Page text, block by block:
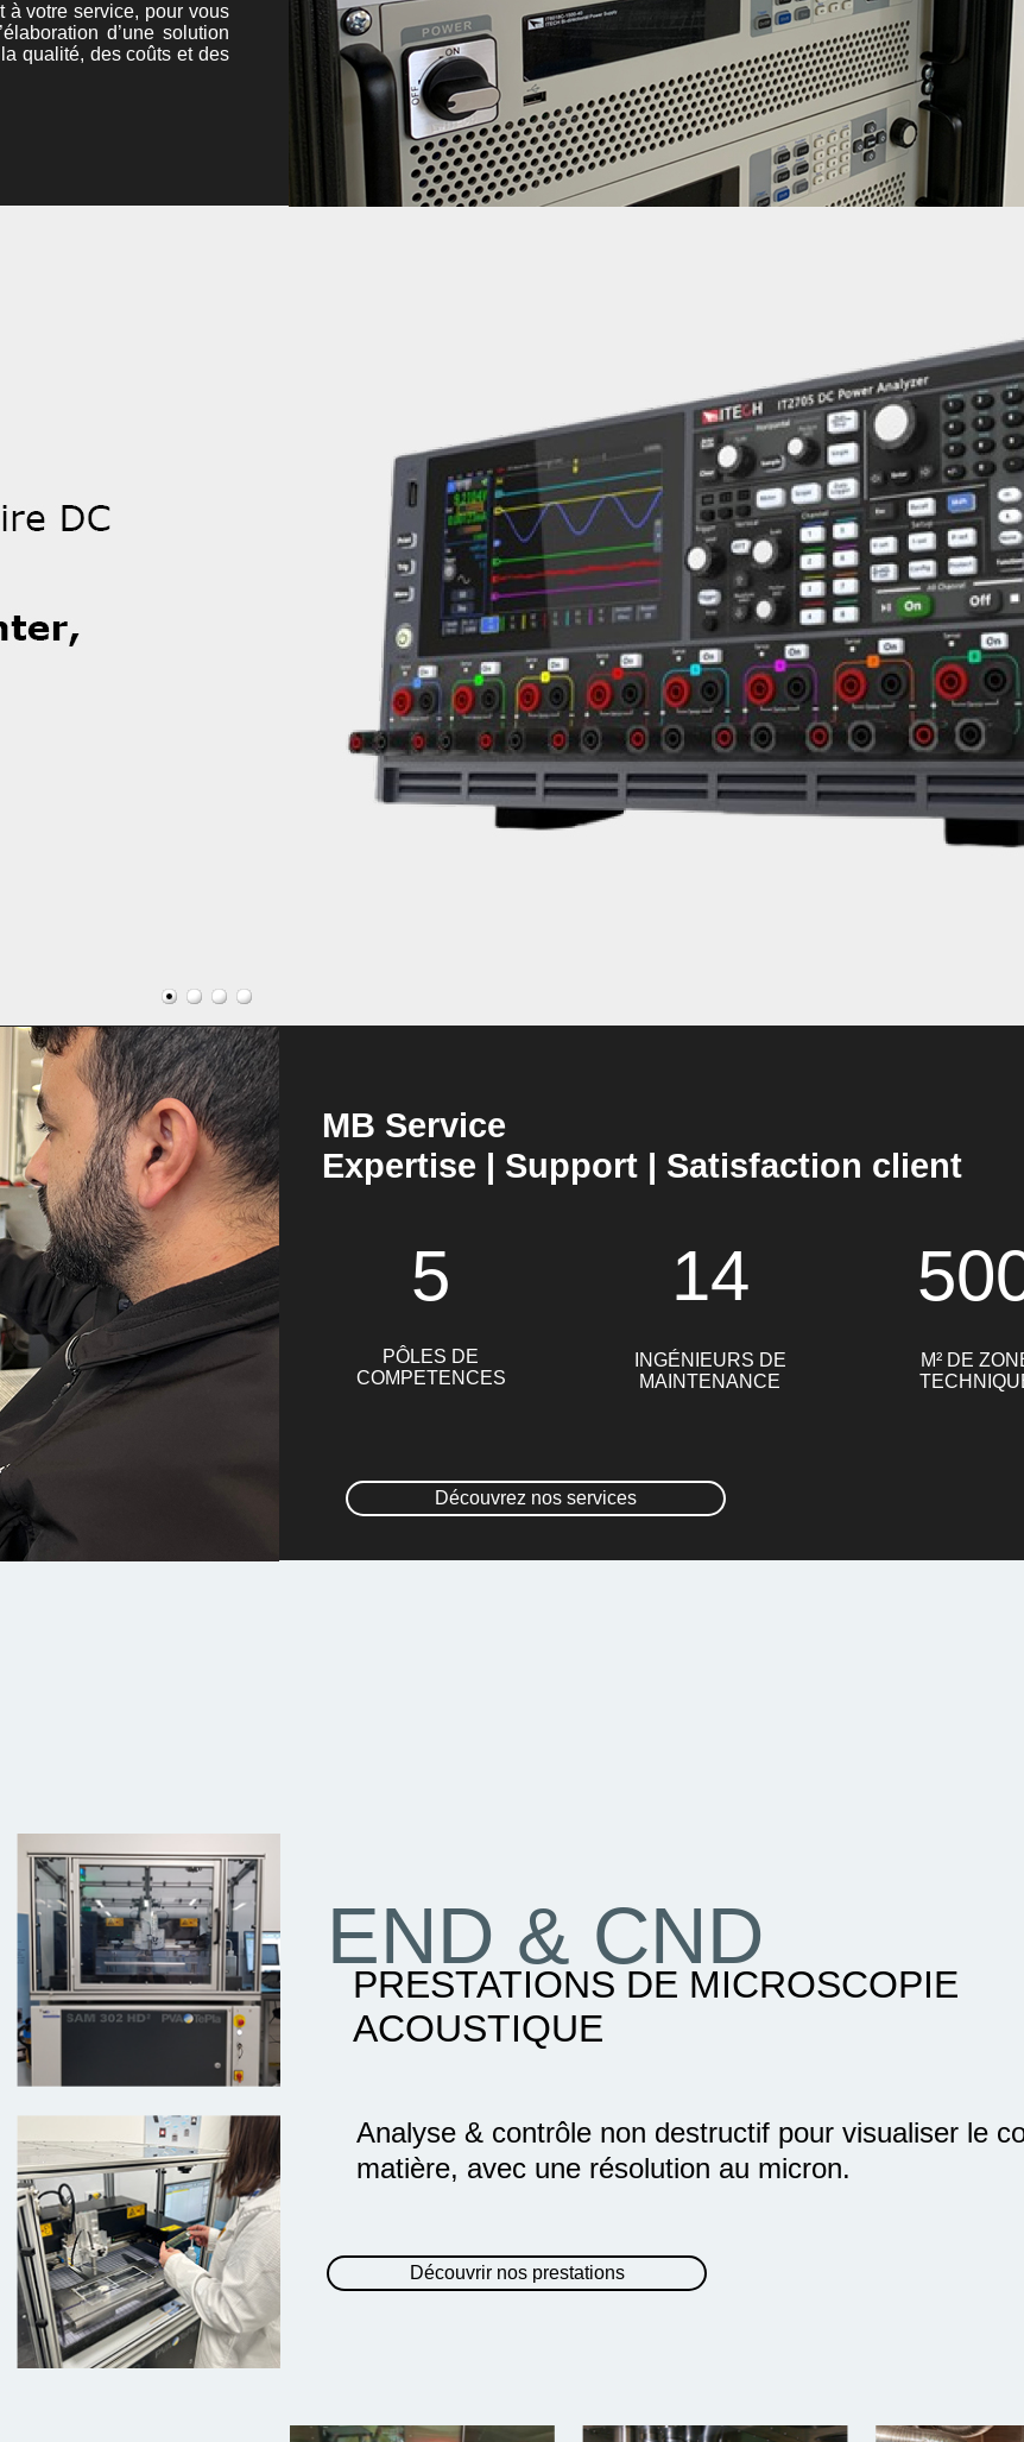
à votre service, pour vous
d’une solution
qualité, des coûts et des
MB Service
Expertise | Support | Satisfaction client
PÔLES DE
COMPETENCES
Découvrez nos services
INGÉNIEURS DE
MAINTENANCE
M² DE
5 14
Analyse & contrôle non destructif pour visualiser le
matière, avec une résolution au micron.
END & CND
PRESTATIONS DE MICROSCOPIE
ACOUSTIQUE
Découvrir nos prestations